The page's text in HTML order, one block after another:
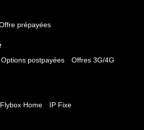
prépayées
Options postpayées
Offres 3G/4G
Flybox Home IP Fixe